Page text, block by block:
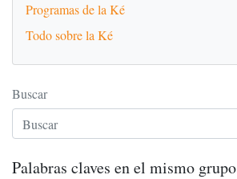
Programas de la Ké
Todo sobre la Ké
Buscar
Palabras claves en el mismo grupo